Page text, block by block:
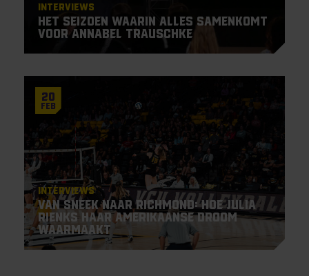
Interviews
Het seizoen waarin alles samenkomt
voor Annabel Trauschke
20
Feb
Interviews
Van Sneek naar Richmond: hoe Julia
Rienks haar Amerikaanse droom
waarmaakt